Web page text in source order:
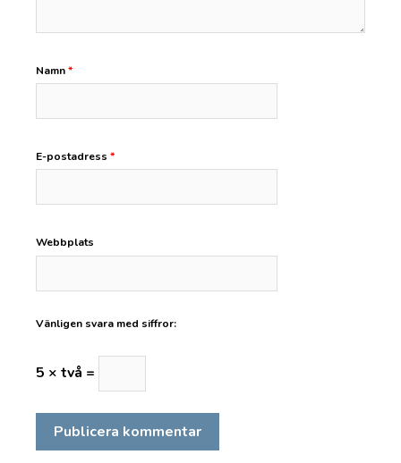
Namn*
E-postadress *
Webbplats
Vänligen svara med siffror:
5 × två =